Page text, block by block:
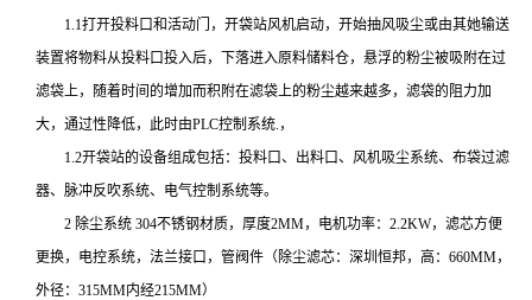
1.1打开投料口和活动门，开袋站风机启动，开始抽风吸尘或由其她输送
装置将物料从投料口投入后，下落进入原料储料仓，悬浮的粉尘被吸附在过
滤袋上，随着时间的增加而积附在滤袋上的粉尘越来越多，滤袋的阻力加
大，通过性降低，此时由PLC控制系统.，
1.2开袋站的设备组成包括：投料口、出料口、风机吸尘系统、布袋过滤
器、脉冲反吹系统、电气控制系统等。
2 除尘系统 304不锈钢材质，厚度2MM，电机功率：2.2KW，滤芯方便
更换，电控系统，法兰接口，管阀件（除尘滤芯：深圳恒邦，高：660MM，
外径：315MM内经215MM）